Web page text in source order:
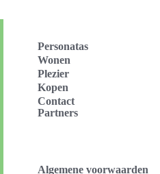
Personatas
Wonen
Plezier
Kopen
Contact
Partners
Algemene voorwaarden